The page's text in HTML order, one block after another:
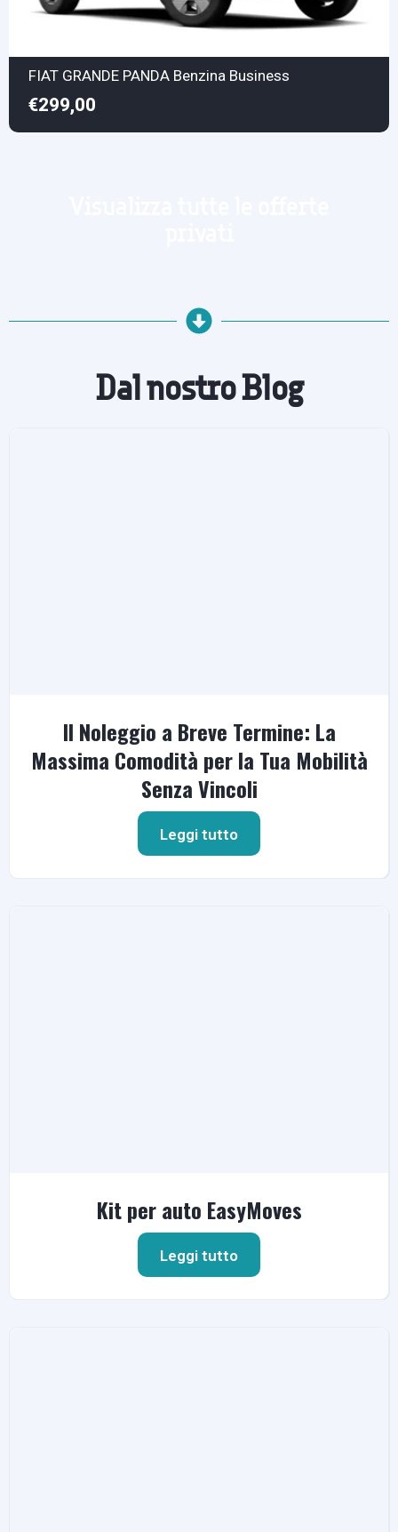
FIAT GRANDE PANDA Benzina Business
€299,00
Dal nostro Blog
Il Noleggio a Breve Termine: La
Massima Comodità per la Tua Mobilità
Senza Vincoli
Leggi tutto
Kit per auto EasyMoves
Leggi tutto